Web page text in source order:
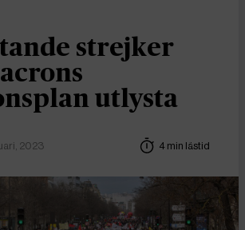
strejker
utlysta
2023 4 min lästid